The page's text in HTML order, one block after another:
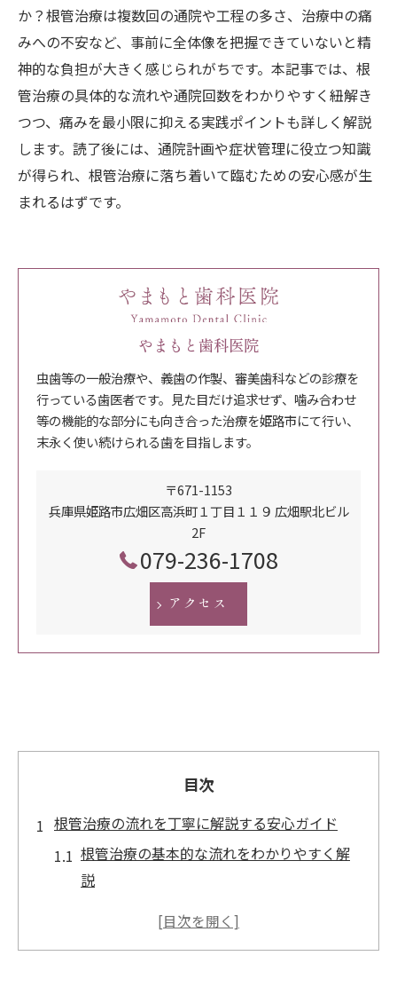
か？根管治療は複数回の通院や工程の多さ、治療中の痛
みへの不安など、事前に全体像を把握できていないと精
神的な負担が大きく感じられがちです。本記事では、根
管治療の具体的な流れや通院回数をわかりやすく紐解き
つつ、痛みを最小限に抑える実践ポイントも詳しく解説
します。読了後には、通院計画や症状管理に役立つ知識
が得られ、根管治療に落ち着いて臨むための安心感が生
まれるはずです。
やまもと歯科医院
虫歯等の一般治療や、義歯の作製、審美歯科などの診療を
行っている歯医者です。見た目だけ追求せず、噛み合わせ
等の機能的な部分にも向き合った治療を姫路市にて行い、
末永く使い続けられる歯を目指します。
〒671-1153
兵庫県姫路市広畑区高浜町１丁目１１９ 広畑駅北ビル
2F
079-236-1708
アクセス
目次
根管治療の流れを丁寧に解説する安心ガイド
根管治療の基本的な流れをわかりやすく解
説
根管治療の各工程と通院回数の目安を知ろ